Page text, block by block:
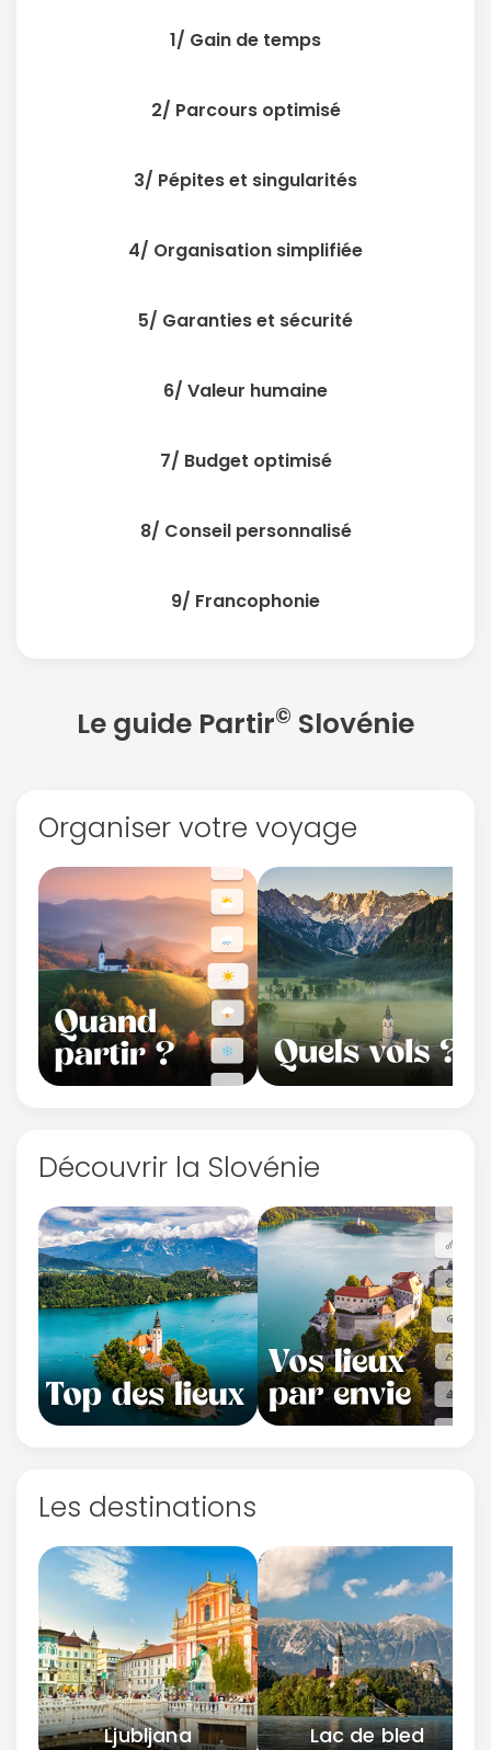
1/ Gain de temps
2/ Parcours optimisé
3/ Pépites et singularités
4/ Organisation simplifiée
5/ Garanties et sécurité
6/ Valeur humaine
7/ Budget optimisé
8/ Conseil personnalisé
9/ Francophonie
Le guide Partir© Slovénie
Organiser votre voyage
Découvrir la Slovénie
Les destinations
Ljubljana Lac de bled